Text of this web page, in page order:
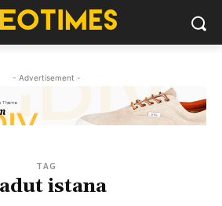
- Advertisement -
TAG
istana